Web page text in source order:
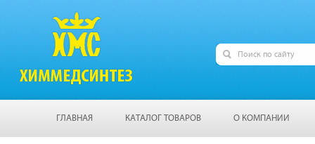
ГЛАВНАЯ КАТАЛОГ ТОВАРОВ О КОМПАНИИ